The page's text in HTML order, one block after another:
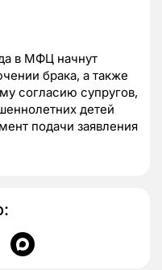
в МФЦ начнут
брака, а также
согласию супругов,
детей
подачи заявления